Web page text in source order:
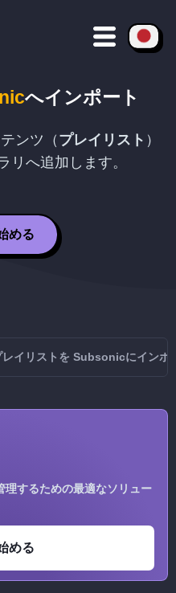
へインポート
ンツ（ プレイリスト ）
リへ追加します。
める
レイリストを Subsonicにインポ
理するための最適なソリュー
める